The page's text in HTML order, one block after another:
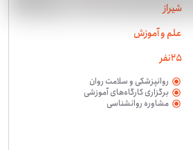
شیراز
علم و آموزش
25نفر
روانپزشکی و سلامت روان
برگزاری کارگاه‌های آموزشی
مشاوره روانشناسی